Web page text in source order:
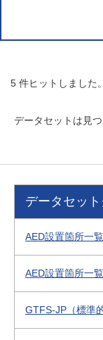
5 件ヒットしました
データセットは見
データセッ
AED設置箇所一
AED設置箇所一
GTFS-JP（標準